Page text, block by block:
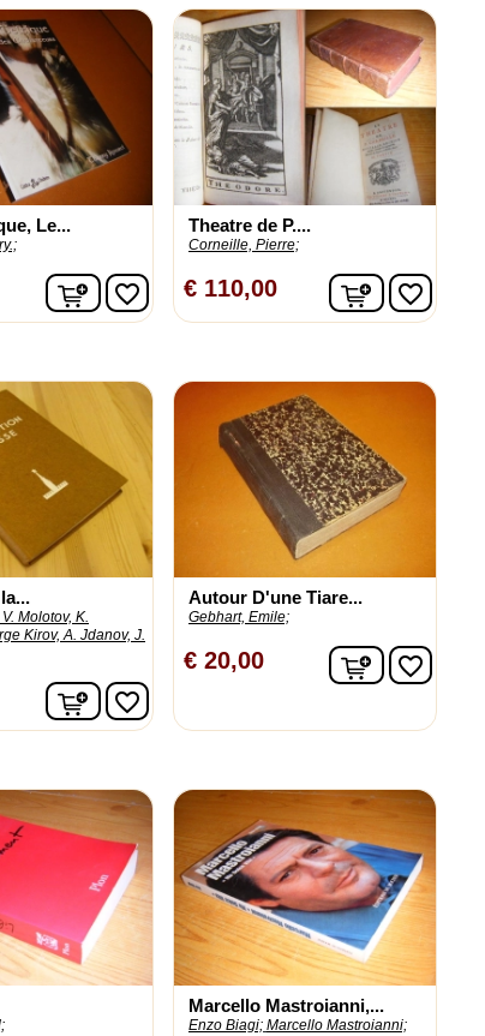
Le...
In winkelwagen
favorite_border
Theatre de P....
Corneille, Pierre;
€ 110,00 Infavorite_border
Molotov, K.
Kirov, A. Jdanov, J.
In winkelwagen
favorite_border
Autour D'une Tiare...
Gebhart, Emile;
€ 20,00 Infavorite_border
Marcello Mastroianni,...
Enzo Biagi; Marcello Mastroianni;